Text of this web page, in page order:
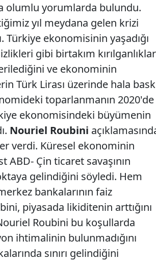
olumlu yorumlarda bulundu.
yıl meydana gelen krizi
Türkiye ekonomisinin yaşadığı
gibi birtakım
ve ekonominin
Türk Lirası üzerinde hala
toparlanmanın 2020'de
ekonomisindeki büyümenin
Nouriel Roubini
verdi. Küresel ekonominin
Çin ticaret savaşının
gelindiğini söyledi. Hem
bankalarının faiz
piyasada likiditenin arttığını
Roubini bu koşullarda
ihtimalinin bulunmadığını
sınırı gelindiğini